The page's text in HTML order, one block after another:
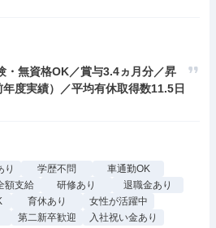
・無資格OK／賞与3.4ヵ月分／昇
度実績）／平均有休取得数11.5日
り 学歴不問
車通勤OK
額支給 研修あり
退職金あり
育休あり
女性が活躍中
第二新卒歓迎 入社祝い金あり